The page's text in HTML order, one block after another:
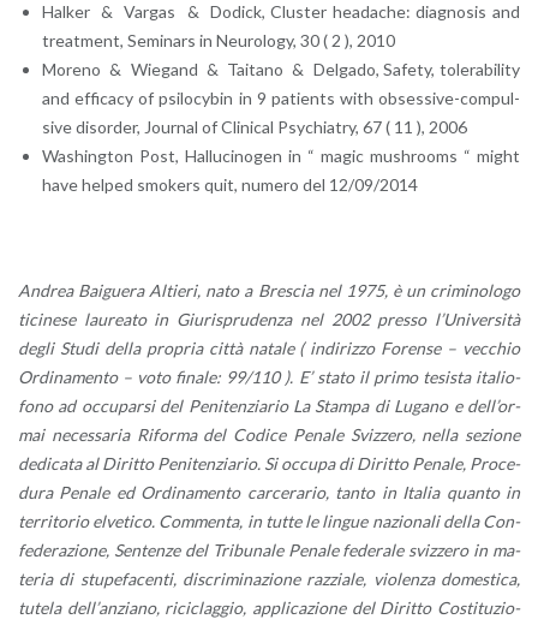
Hal­ker & Var­gas & Do­dick, Clu­ster hea­da­che: dia­gno­sis and
treat­ment, Se­mi­nars in Neu­ro­lo­gy, 30 ( 2 ), 2010
Mo­re­no & Wie­gand & Tai­ta­no & Del­ga­do, Sa­fe­ty, to­le­ra­bi­li­ty
and ef­fi­ca­cy of psi­lo­cy­bin in 9 pa­tien­ts with ob­ses­si­ve-com­pul­
si­ve di­sor­der, Jour­nal of Cli­ni­cal Psy­chia­try, 67 ( 11 ), 2006
Wa­shing­ton Post, Hal­lu­ci­no­gen in “ magic mu­sh­rooms “ might
have hel­ped smo­kers quit, nu­me­ro del 12/09/2014
An­drea Bai­gue­ra Al­tie­ri, nato a Bre­scia nel 1975, è un cri­mi­no­lo­go
ti­ci­ne­se lau­rea­to in Giu­ri­spru­den­za nel 2002 pres­so l’U­ni­ver­si­tà
degli Studi della pro­pria città na­ta­le ( in­di­riz­zo Fo­ren­se – vec­chio
Or­di­na­men­to – voto fi­na­le: 99/110 ). E’ stato il primo te­si­sta ita­lio­
fo­no ad oc­cu­par­si del Pe­ni­ten­zia­rio La Stam­pa di Lu­ga­no e del­l’or­
mai ne­ces­sa­ria Ri­for­ma del Co­di­ce Pe­na­le Sviz­ze­ro, nella se­zio­ne
de­di­ca­ta al Di­rit­to Pe­ni­ten­zia­rio. Si oc­cu­pa di Di­rit­to Pe­na­le, Pro­ce­
du­ra Pe­na­le ed Or­di­na­men­to car­ce­ra­rio, tanto in Ita­lia quan­to in
ter­ri­to­rio el­ve­ti­co. Com­men­ta, in tutte le lin­gue na­zio­na­li della Con­
fe­de­ra­zio­ne, Sen­ten­ze del Tri­bu­na­le Pe­na­le fe­de­ra­le sviz­ze­ro in ma­
te­ria di stu­pe­fa­cen­ti, di­scri­mi­na­zio­ne raz­zia­le, vio­len­za do­me­sti­ca,
tu­te­la del­l’an­zia­no, ri­ci­clag­gio, ap­pli­ca­zio­ne del Di­rit­to Co­sti­tu­zio­